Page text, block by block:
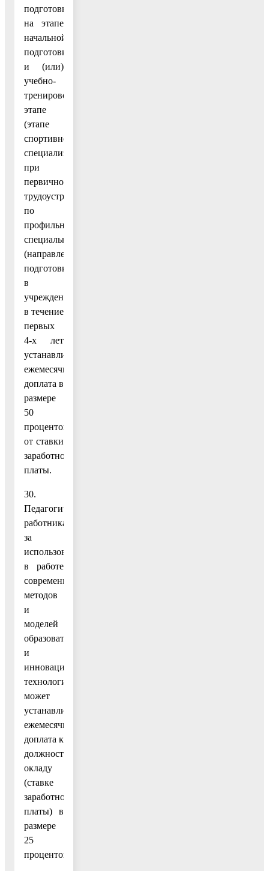
подготовки
на этапе
начальной
подготовки
и (или)
учебно-
тренировочном
этапе
(этапе
спортивной
специализации),
при
первичном
трудоустройстве
по
профильной
специальности
(направлению
подготовки)
в
учреждения
в течение
первых
4-х лет
устанавливается
ежемесячная
доплата в
размере
50
процентов
от ставки
заработной
платы.
30.
Педагогическим
работникам
за
использование
в работе
современных
методов
и
моделей
образовательных
и
инновационных
технологий
может
устанавливаться
ежемесячная
доплата к
должностному
окладу
(ставке
заработной
платы) в
размере
25
процентов.